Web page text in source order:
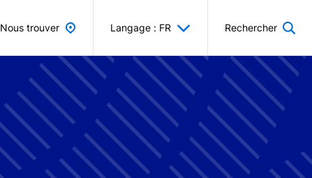
Nous trouver Langage : FR Rechercher